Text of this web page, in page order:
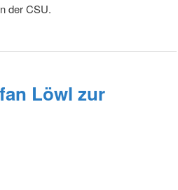
der CSU.
Löwl zur